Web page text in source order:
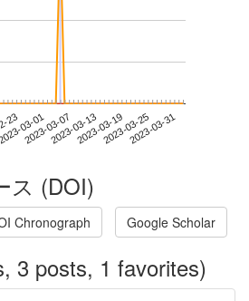
2303-01
2023-03-072023-03-132023-03-192023-03-252023-03-31
ス (DOI)
Chronograph Google Scholar
3 posts, 1 favorites)